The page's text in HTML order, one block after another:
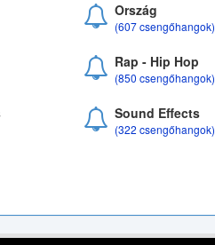
Ország
(607 csengőhangok)
Rap - Hip Hop
(850 csengőhangok)
Sound Effects
(322 csengőhangok)